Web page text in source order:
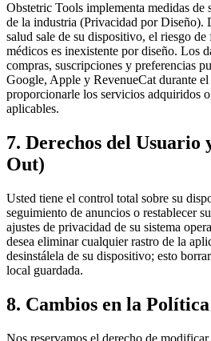
Obstetric Tools implementa medidas de
de la industria (Privacidad por Diseño).
salud sale de su dispositivo, el riesgo
médicos es inexistente por diseño. Los
compras, suscripciones y preferencias
Google, Apple y RevenueCat durante el
proporcionarle los servicios adquiridos
aplicables.
7. Derechos del
Out)
Usted tiene el control total sobre su
seguimiento de anuncios o restablecer
ajustes de privacidad de su sistema
desea eliminar cualquier rastro de la
desinstálela de su dispositivo; esto
local guardada.
8. Cambios en la
Nos reservamos el derecho de